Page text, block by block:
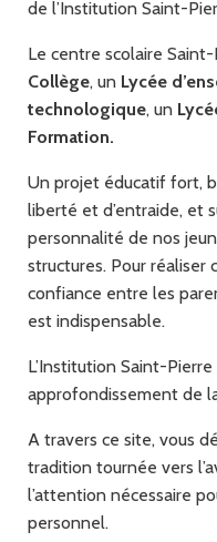
de l’Institution Saint-
Le centre scolaire
Collège, un Lycée
technologique, un
Formation.
Un projet éducatif fort,
liberté et d’entraide, et
personnalité de nos
structures. Pour réaliser
confiance entre les
est indispensable.
L’Institution Saint-
approfondissement de
A travers ce site, vous
tradition tournée vers
l’attention nécessaire
personnel.